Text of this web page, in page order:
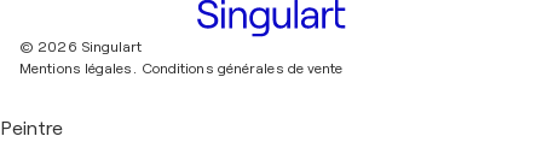
© 2026 Singulart
Mentions légales. Conditions générales de vente
Peintre